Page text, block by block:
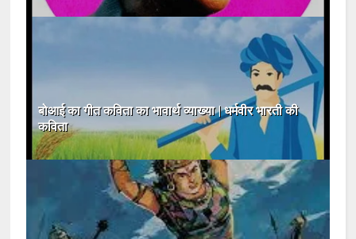
बोआई का गीत कविता का भावार्थ व्याख्या | धर्मवीर भारती की
कविता